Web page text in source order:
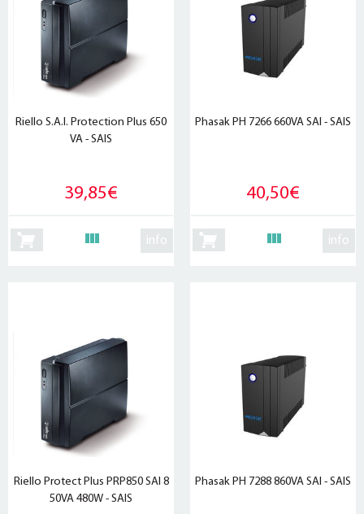
Riello S.A.I. Protection Plus 650
VA - SAIS
39,85€
info
Phasak PH 7266 660VA SAI - SAIS
40,50€
info
Riello Protect Plus PRP850 SAI 8
50VA 480W - SAIS
Phasak PH 7288 860VA SAI - SAIS